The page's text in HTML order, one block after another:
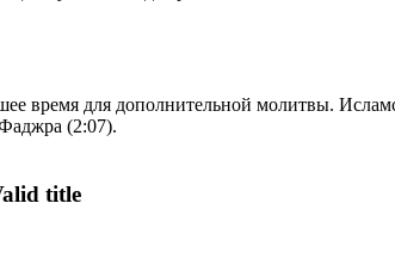
время для дополнительной молитвы.
(2:07).
title